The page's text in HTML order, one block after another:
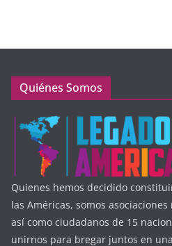
Quiénes Somos
Quienes hemos decidido
las Américas, somos
así como ciudadanos de 15
unirnos para bregar juntos en